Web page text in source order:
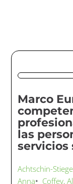
Marco
las
servicios
Achtschin-
Anna• Coffey,